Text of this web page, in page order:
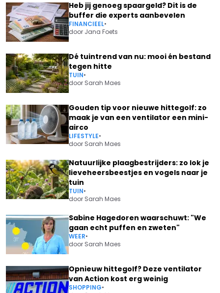
Heb jij genoeg spaargeld? Dit is de
buffer die experts aanbevelen
FINANCIEEL•
door Jana Foets
Dé tuintrend van nu: mooi én bestand
tegen hitte
TUIN•
door Sarah Maes
Gouden tip voor nieuwe hittegolf: zo
maak je van een ventilator een mini-
airco
LIFESTYLE•
door Sarah Maes
Natuurlijke plaagbestrijders: zo lok je
lieveheersbeestjes en vogels naar je
tuin
TUIN•
door Sarah Maes
Sabine Hagedoren waarschuwt: "We
gaan echt puffen en zweten"
WEER•
door Sarah Maes
Opnieuw hittegolf? Deze ventilator
van Action kost erg weinig
SHOPPING•